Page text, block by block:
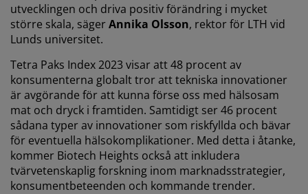
utvecklingen och driva positiv förändring i mycket
större skala, sägerAnnika Olsson, rektor för LTH vid
Lunds universitet.
Tetra Paks Index 2023 visar att 48 procent av
konsumenterna globalt tror att tekniska innovationer
är avgörande för att kunna förse oss med hälsosam
mat och dryck i framtiden. Samtidigt ser 46 procent
sådana typer av innovationer som riskfyllda och bävar
för eventuella hälsokomplikationer. Med detta i åtanke,
kommer Biotech Heights också att inkludera
tvärvetenskaplig forskning inom marknadsstrategier,
konsumentbeteenden och kommande trender.